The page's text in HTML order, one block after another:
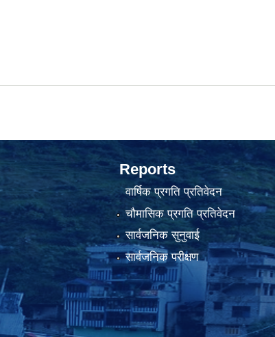
Reports
वार्षिक प्रगति प्रतिवेदन
चौमासिक प्रगति प्रतिवेदन
सार्वजनिक सुनुवाई
सार्वजनिक परीक्षण